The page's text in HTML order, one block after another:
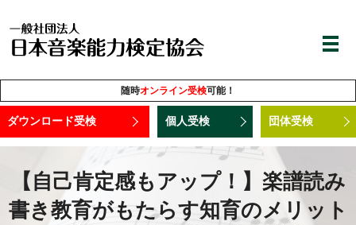
随時オンライン受検可能！
ダウンロード受検 個人受検 団体受検
【自己肯定感もアップ！】楽譜読み
書き教育がもたらす知育のメリット